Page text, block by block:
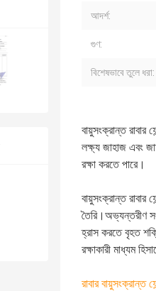
আদর্শ:
গুণ:
বিশেষভাবে তুলে ধরা:
বায়ুসংক্রান্ত রাবার
লক্ষ্য জাহাজ এবং
রক্ষা করতে পারে।
বায়ুসংক্রান্ত রাবার
তৈরি।অভ্যন্তরীণ
হ্রাস করতে বৃহত
রক্ষাকারী মাধ্যম
রাবার বায়ুসংক্রান্ত